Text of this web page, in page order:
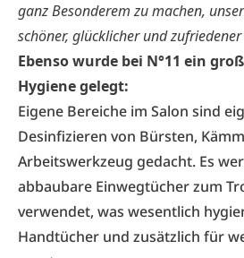
ganz Besonderem zu machen,
schöner, glücklicher und
Ebenso wurde bei N°11 ein
Hygiene gelegt:
Eigene Bereiche im Salon sind
Desinfizieren von Bürsten,
Arbeitswerkzeug gedacht. Es
abbaubare Einwegtücher zum
verwendet, was wesentlich
Handtücher und zusätzlich für